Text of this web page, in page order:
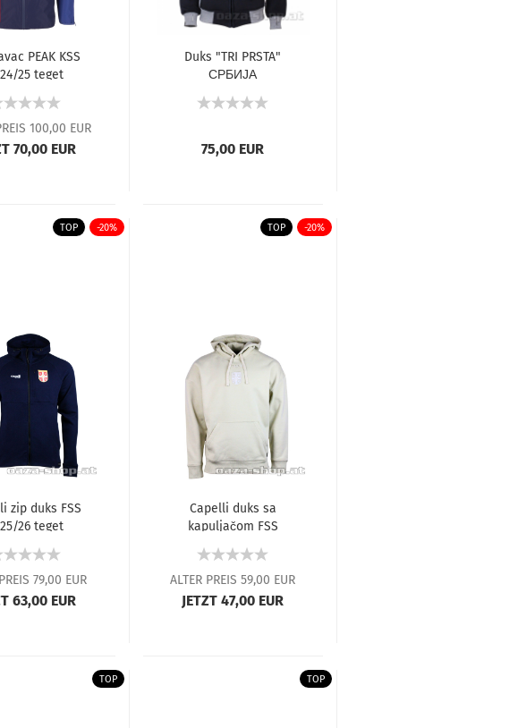
PEAK KSS
25 teget
100,00 EUR
70,00 EUR
Duks "TRI PRSTA"
СРБИЈА
75,00 EUR
TOP -20%
zip duks FSS
26 teget
79,00 EUR
63,00 EUR
TOP -20%
Capelli duks sa
kapuljačom FSS
ALTER PREIS 59,00 EUR
JETZT 47,00 EUR
TOP TOP